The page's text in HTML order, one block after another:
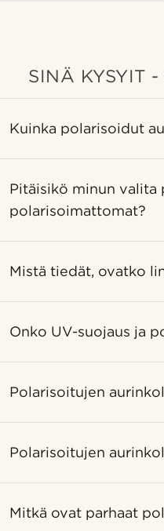
SINÄ KYSYIT
Kuinka polarisoidut
Pitäisikö minun valita
polarisoimattomat?
Mistä tiedät, ovatko
Onko UV-suojaus ja
Polarisoitujen
Polarisoitujen
Mitkä ovat parhaat